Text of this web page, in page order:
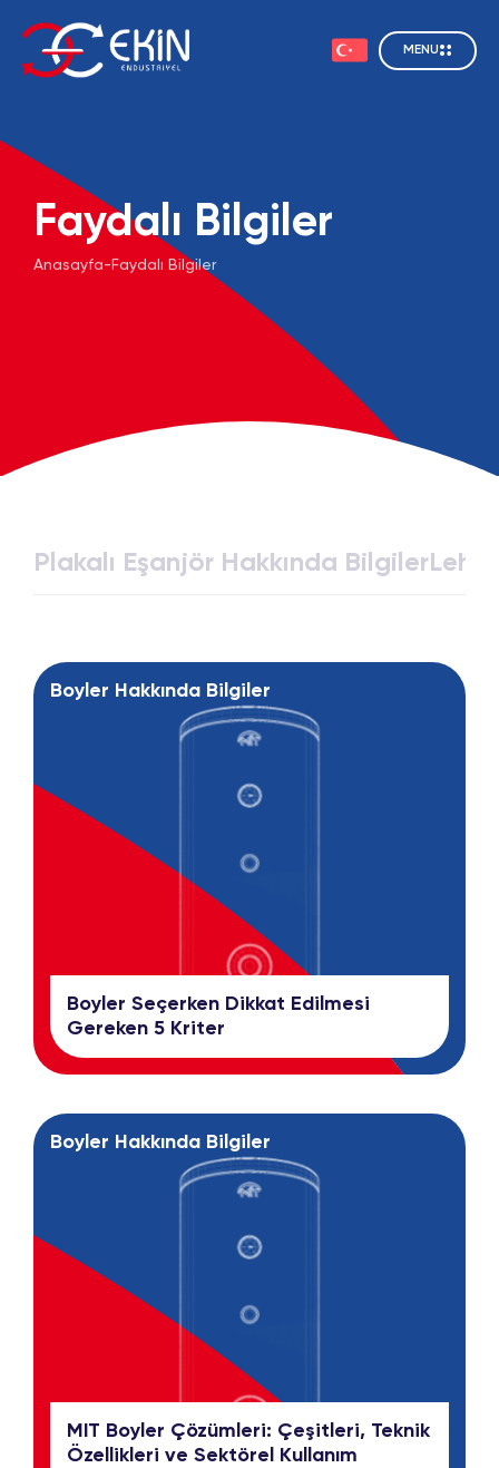
MENU
Faydalı Bilgiler
Anasayfa- Faydalı Bilgiler
Plakalı Eşanjör Hakkında Bilgiler
Boyler Hakkında Bilgiler
Boyler Seçerken Dikkat Edilmesi
Gereken 5 Kriter
Boyler Hakkında Bilgiler
MIT Boyler Çözümleri: Çeşitleri, Teknik
Özellikleri ve Sektörel Kullanım